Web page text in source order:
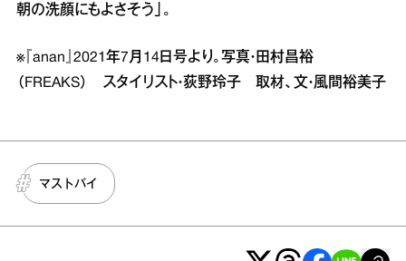
朝の洗顔にもよさそう」。
※『anan』2021年7月14日号より。写真・田村昌裕
（FREAKS） スタイリスト・荻野玲子 取材、文・風間裕美子
マストバイ